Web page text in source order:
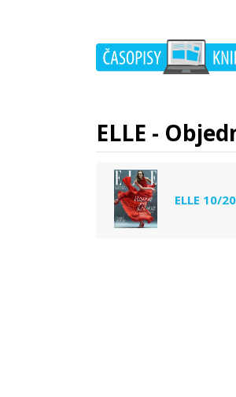
ELLE -
ELLE 10/